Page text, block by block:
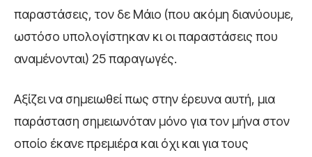
παραστάσεις, τον δε Μάιο (που ακόμη διανύουμε,
ωστόσο υπολογίστηκαν κι οι παραστάσεις που
αναμένονται) 25 παραγωγές.
Αξίζει να σημειωθεί πως στην έρευνα αυτή, μια
παράσταση σημειωνόταν μόνο για τον μήνα στον
οποίο έκανε πρεμιέρα και όχι και για τους